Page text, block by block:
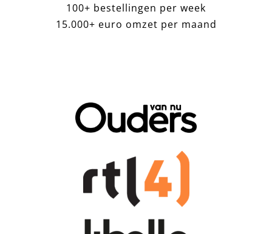
100+ bestellingen per week
15.000+ euro omzet per maand